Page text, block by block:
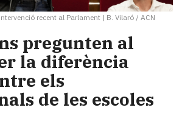
recent al Parlament | B. Vilaró / ACN
pregunten al
la diferència
els
de les escoles